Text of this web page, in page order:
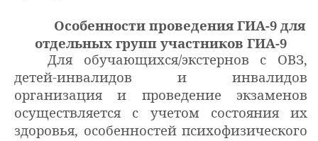
Особенности проведения ГИА-9 для
отдельных групп участников ГИА-9
Для обучающихся/экстернов с ОВЗ,
детей-инвалидов и инвалидов
организация и проведение экзаменов
осуществляется с учетом состояния их
здоровья, особенностей психофизического